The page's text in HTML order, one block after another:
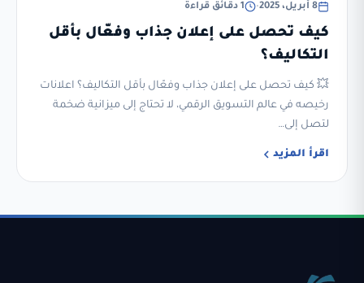
8 أبريل، 2025 • 1 دقائق قراءة
كيف تحصل على إعلان جذاب وفعّال بأقل
التكاليف؟
💥 كيف تحصل على إعلان جذاب وفعّال بأقل التكاليف؟ اعلانات
رخيصه في عالم التسويق الرقمي، لا تحتاج إلى ميزانية ضخمة
لتصل إلى…
اقرأ المزيد